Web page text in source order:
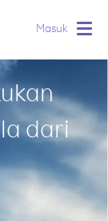
Masuk
dari